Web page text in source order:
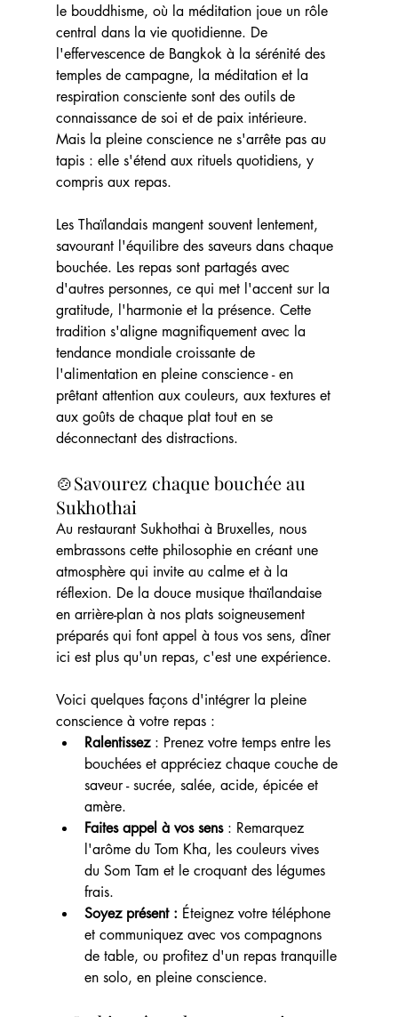
le bouddhisme, où la méditation joue un rôle
central dans la vie quotidienne. De
l'effervescence de Bangkok à la sérénité des
temples de campagne, la méditation et la
respiration consciente sont des outils de
connaissance de soi et de paix intérieure.
Mais la pleine conscience ne s'arrête pas au
tapis : elle s'étend aux rituels quotidiens, y
compris aux repas.
Les Thaïlandais mangent souvent lentement,
savourant l'équilibre des saveurs dans chaque
bouchée. Les repas sont partagés avec
d'autres personnes, ce qui met l'accent sur la
gratitude, l'harmonie et la présence. Cette
tradition s'aligne magnifiquement avec la
tendance mondiale croissante de
l'alimentation en pleine conscience - en
prêtant attention aux couleurs, aux textures et
aux goûts de chaque plat tout en se
déconnectant des distractions.
🍲Savourez chaque bouchée au
Sukhothai
Au restaurant Sukhothai à Bruxelles, nous
embrassons cette philosophie en créant une
atmosphère qui invite au calme et à la
réflexion. De la douce musique thaïlandaise
en arrière-plan à nos plats soigneusement
préparés qui font appel à tous vos sens, dîner
ici est plus qu'un repas, c'est une expérience.
Voici quelques façons d'intégrer la pleine
conscience à votre repas :
Ralentissez : Prenez votre temps entre les
bouchées et appréciez chaque couche de
saveur - sucrée, salée, acide, épicée et
amère.
Faites appel à vos sens : Remarquez
l'arôme du Tom Kha, les couleurs vives
du Som Tam et le croquant des légumes
frais.
Soyez présent : Éteignez votre téléphone
et communiquez avec vos compagnons
de table, ou profitez d'un repas tranquille
en solo, en pleine conscience.